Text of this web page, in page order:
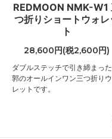
REDMOON NMK-W1
つ折りショートウォレ
ト
28,600円(税2,600円)
ダブルステッチで引き締まっ
郭のオールインワン三つ折り
レットです。